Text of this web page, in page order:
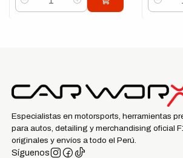
Cantidad
Especialistas en motorsports, herramientas
para autos, detailing y merchandising oficial
originales y envíos a todo el Perú.
Síguenos